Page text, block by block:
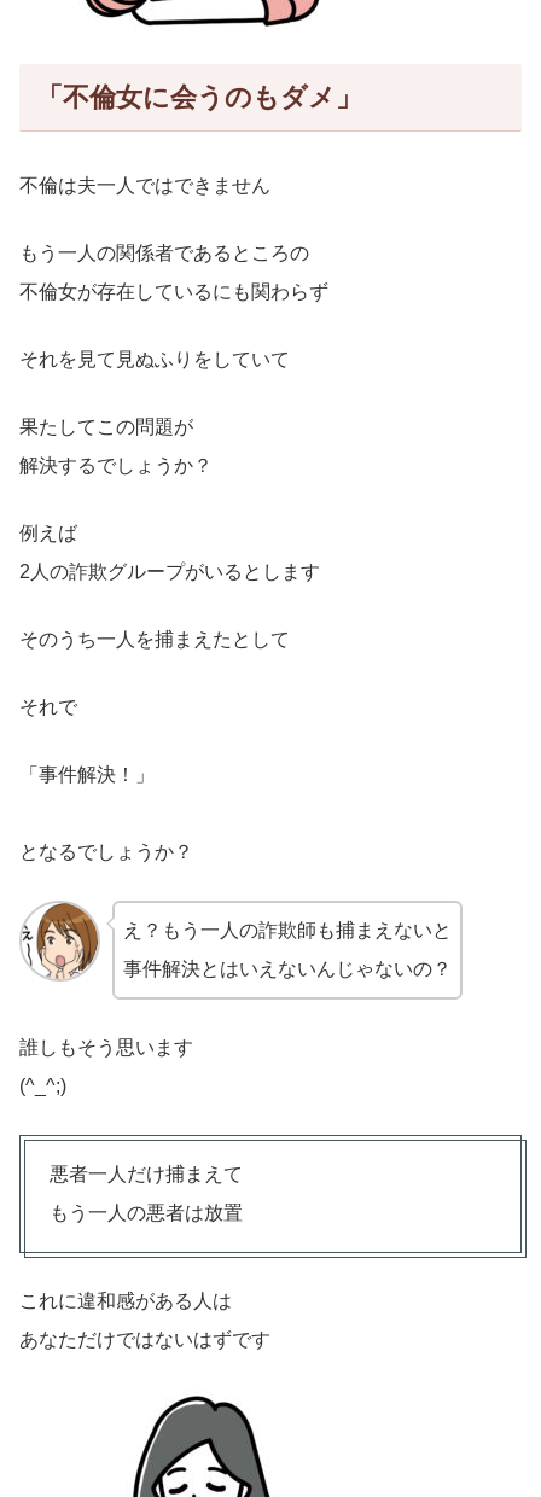
「不倫女に会うのもダメ」
不倫は夫一人ではできません
もう一人の関係者であるところの
不倫女が存在しているにも関わらず
それを見て見ぬふりをしていて
果たしてこの問題が
解決するでしょうか？
例えば
2人の詐欺グループがいるとします
そのうち一人を捕まえたとして
それで
「事件解決！」
となるでしょうか？
え？もう一人の詐欺師も捕まえないと
事件解決とはいえないんじゃないの？
誰しもそう思います
(^_^;)
悪者一人だけ捕まえて
もう一人の悪者は放置
これに違和感がある人は
あなただけではないはずです